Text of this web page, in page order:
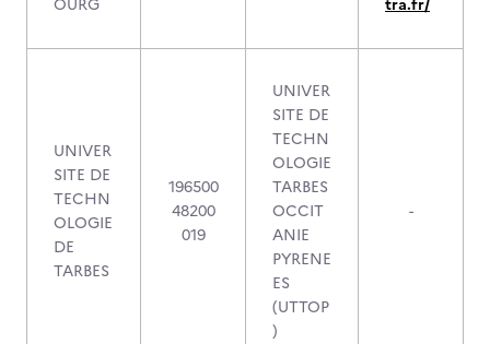
OURG
tra.fr/
UNIVER
SITE DE
TECHN
OLOGIE
DE
TARBES
196500
48200
019
UNIVER
SITE DE
TECHN
OLOGIE
TARBES
OCCIT
ANIE
PYRENE
ES
(UTTOP
)
-